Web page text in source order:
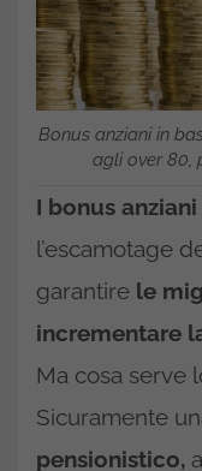
Bonus anziani in
agli over 80,
I bonus anziani
l’escamotage
garantire le
incrementare
Ma cosa serve
Sicuramente
pensionistico,